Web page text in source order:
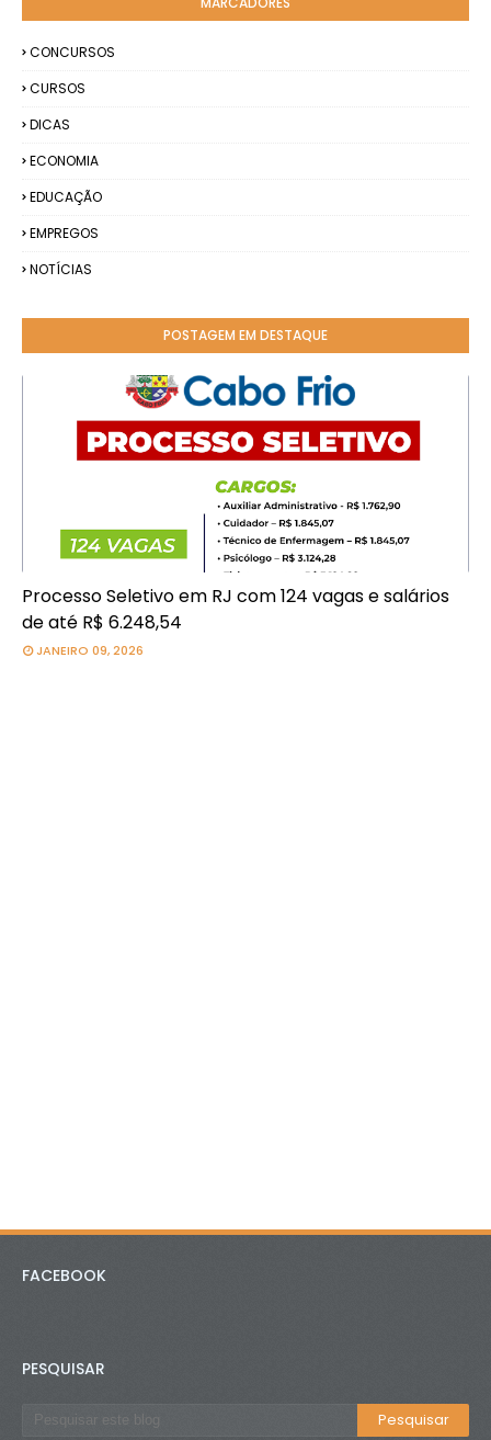
CONCURSOS
CURSOS
DICAS
ECONOMIA
EDUCAÇÃO
EMPREGOS
NOTÍCIAS
POSTAGEM EM DESTAQUE
Processo Seletivo em RJ com 124 vagas e salários
de até R$ 6.248,54
JANEIRO 09, 2026
FACEBOOK
PESQUISAR